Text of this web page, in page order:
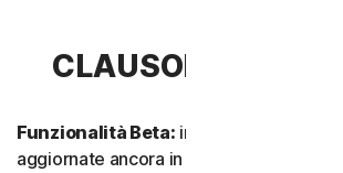
CLAUSOLA 1 -
Funzionalità Beta: indica funzionalità
aggiornate ancora in modalità test. Tali